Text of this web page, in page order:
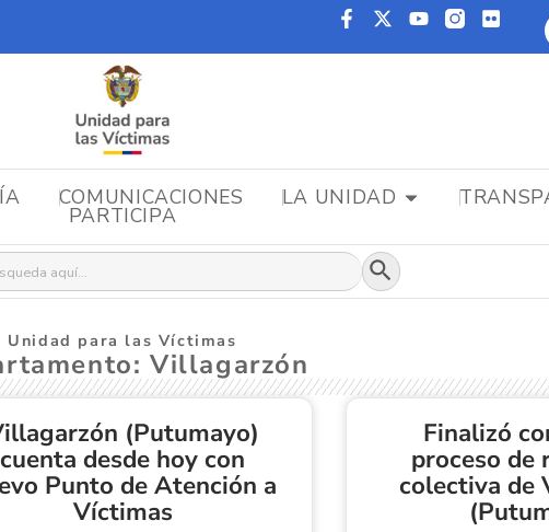
COMUNICACIONES LA UNIDAD
PARTICIPA
Botón de
Unidad para las Víctimas
Villagarzón
(Putumayo)
cuenta desde hoy con
Punto de Atención a
Víctimas
Finalizó
proceso de
colectiva de